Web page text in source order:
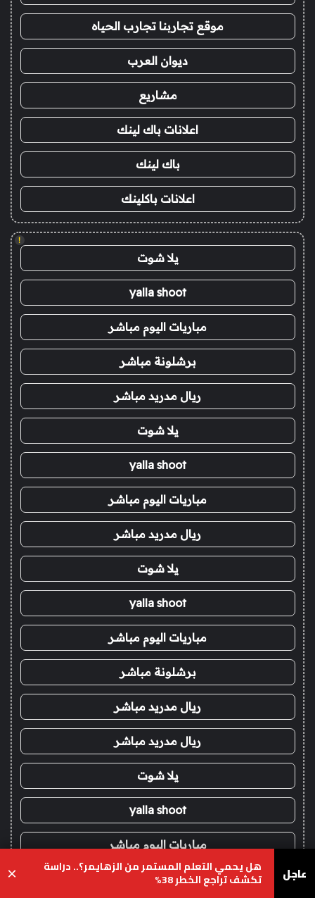
موقع تجاربنا تجارب الحياه
ديوان العرب
مشاريع
اعلانات باك لينك
باك لينك
اعلانات باكلينك
!
يلا شوت
yalla shoot
مباريات اليوم مباشر
برشلونة مباشر
ريال مدريد مباشر
يلا شوت
yalla shoot
مباريات اليوم مباشر
ريال مدريد مباشر
يلا شوت
yalla shoot
مباريات اليوم مباشر
برشلونة مباشر
ريال مدريد مباشر
ريال مدريد مباشر
يلا شوت
yalla shoot
مباريات اليوم مباشر
برشلونة مباشر
عاجل هل يحمي التعلم المستمر من الزهايمر؟.. دراسة
تكشف تراجع الخطر 38% ×